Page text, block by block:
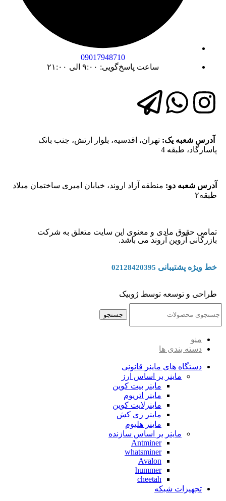
09017948710
ساعت پاسخ‌گویی: ۹:۰۰ الی ۲۱:۰۰
آدرس شعبه یک: تهران، اقدسیه، بلوار ارتش، جنب بانک
پاسارگاد، طبقه 4
آدرس شعبه دو: منطقه آزاد اروند، خیابان امیری ساختمان میلاد
طبقه۲
تمامی حقوق مادی و معنوی این سایت متعلق به شرکت
بازرگانی آروین آروند می باشد.
خط ویژه پشتیبانی 02128420395
طراحی و توسعه توسط ژوبیک
جستجو
منو
دسته بندی ها
دستگاه های ماینر قانونی
ماینر بر اساس ارز
ماینر بیت کوین
ماینر اتریوم
ماینرلایت کوین
ماینر زی کش
ماینر هلیوم
ماینر بر اساس سازنده
Antminer
whatsminer
Avalon
hummer
cheetah
تجهیزات شبکه